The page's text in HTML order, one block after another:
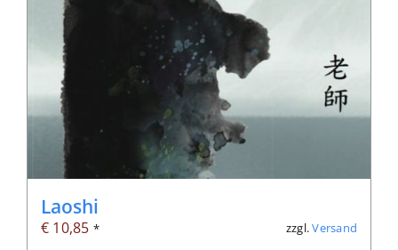
Laoshi
€ 10,85 * zzgl.Versand